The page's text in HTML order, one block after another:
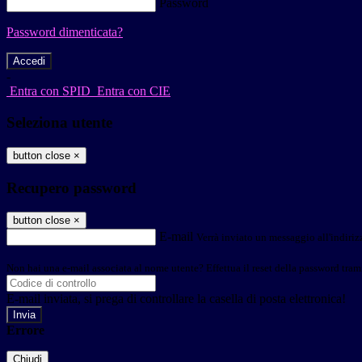
Password
Password dimenticata?
-
Entra con SPID Entra con CIE
Seleziona utente
button close ×
Recupero password
button close ×
E-mail Verrà inviato un messaggio
Non hai una e-mail associata al nome utente? Effettua il reset della password
E-mail inviata, si prega di controllare la casella di posta elettronica!
Errore
Chiudi